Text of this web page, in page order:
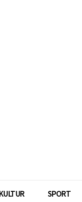
SPORT